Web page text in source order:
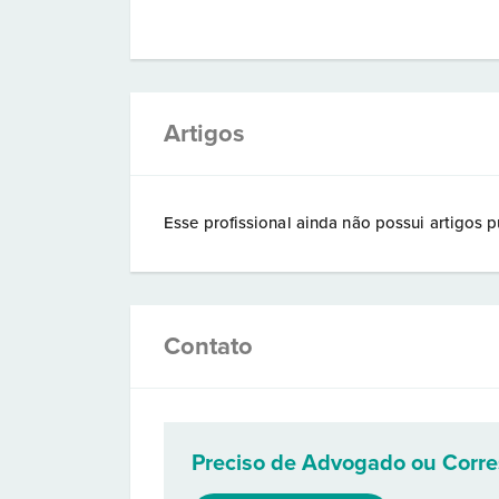
Artigos
Esse profissional ainda não possui artigos
Contato
Preciso de Advogado ou